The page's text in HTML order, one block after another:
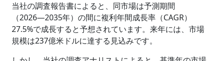
当社の調査報告書によると、同市場は予測期間
（2026―2035年）の間に複利年間成長率（CAGR）
27.5%で成長すると予想されています。来年には、市場
規模は237億米ドルに達する見込みです。